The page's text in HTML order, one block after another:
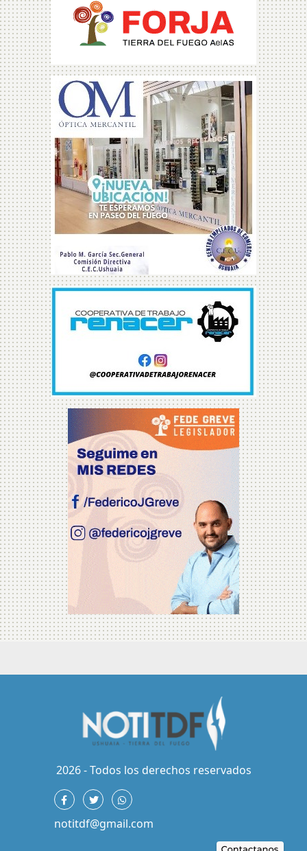
2026 - Todos los derechos reservados
notitdf@gmail.com